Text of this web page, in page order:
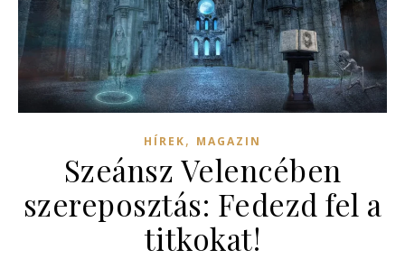
HÍREK, MAGAZIN
Szeánsz Velencében
szereposztás: Fedezd fel a
titkokat!